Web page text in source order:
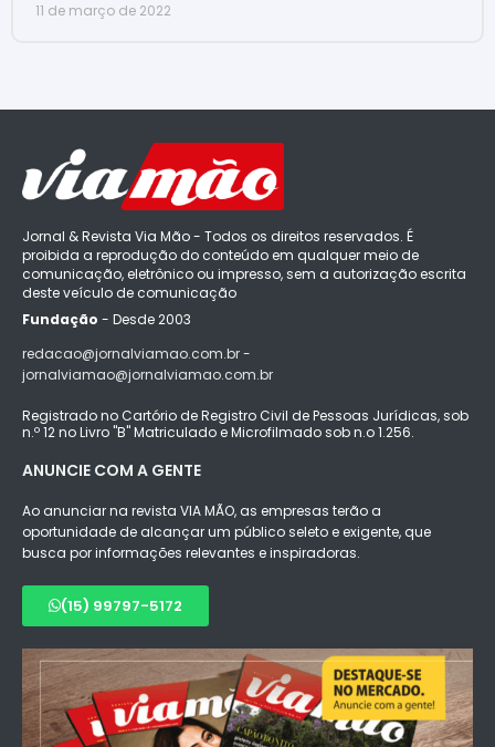
11 de março de 2022
Jornal & Revista Via Mão - Todos os direitos reservados. É
proibida a reprodução do conteúdo em qualquer meio de
comunicação, eletrônico ou impresso, sem a autorização escrita
deste veículo de comunicação
Fundação - Desde 2003
redacao@jornalviamao.com.br -
jornalviamao@jornalviamao.com.br
Registrado no Cartório de Registro Civil de Pessoas Jurídicas, sob
n.º 12 no Livro "B" Matriculado e Microfilmado sob n.o 1.256.
ANUNCIE COM A GENTE
Ao anunciar na revista VIA MÃO, as empresas terão a
oportunidade de alcançar um público seleto e exigente, que
busca por informações relevantes e inspiradoras.
(15) 99797-5172